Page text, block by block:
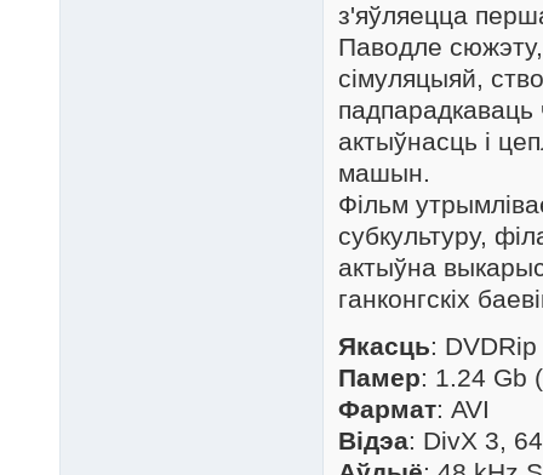
з'яўляецца
Паводле
сімуляцыяй,
актыўнасць і
машын.
Фільм
субкультуру,
актыўна
ганконгскіх
Якасць: DVDRip
Памер: 1.24 Gb
Фармат: AVI
Відэа: DivX 3,